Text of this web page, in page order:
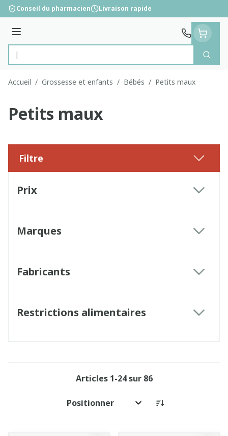
Aller au contenu
Conseil du pharmacien Livraison rapide
Menu
Rechercher
Accueil / Grossesse et enfants / Bébés / Petits maux
Petits maux
Filtre
Prix
Marques
Fabricants
Restrictions alimentaires
Articles 1-24sur 86
Trier par: